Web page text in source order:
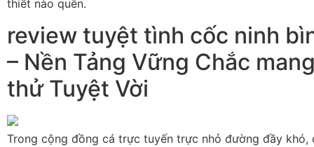
thiết nào quên.
review tuyệt tình cốc ninh
– Nền Tảng Vững Chắc
thử Tuyệt Vời
Trong cộng đồng cá trực tuyến trực nhỏ đường đầy khó,